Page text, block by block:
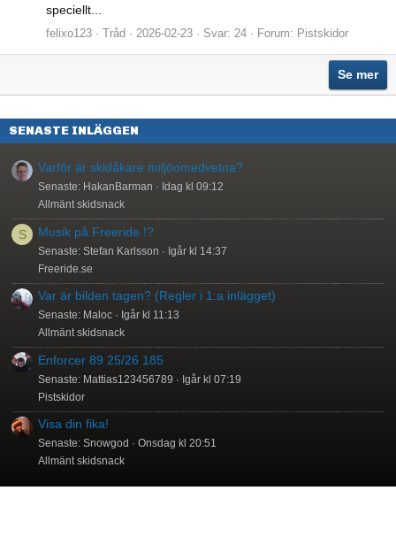
speciellt...
felixo123 Tråd 2026-02-23 Svar: 24 Forum: Pistskidor
Se mer
SENASTE INLÄGGEN
Varför är skidåkare miljöomedvetna?
Senaste: HakanBarman
Idag kl 09:12
Allmänt skidsnack
S Musik på Freeride !?
Senaste: Stefan Karlsson
Igår kl 14:37
Freeride.se
Var är bilden tagen? (Regler i 1:a inlägget)
Senaste: Maloc
Igår kl 11:13
Allmänt skidsnack
Enforcer 89 25/26 185
Senaste: Mattias123456789
Igår kl 07:19
Pistskidor
Visa din fika!
Senaste: Snowgod
Onsdag kl 20:51
Allmänt skidsnack